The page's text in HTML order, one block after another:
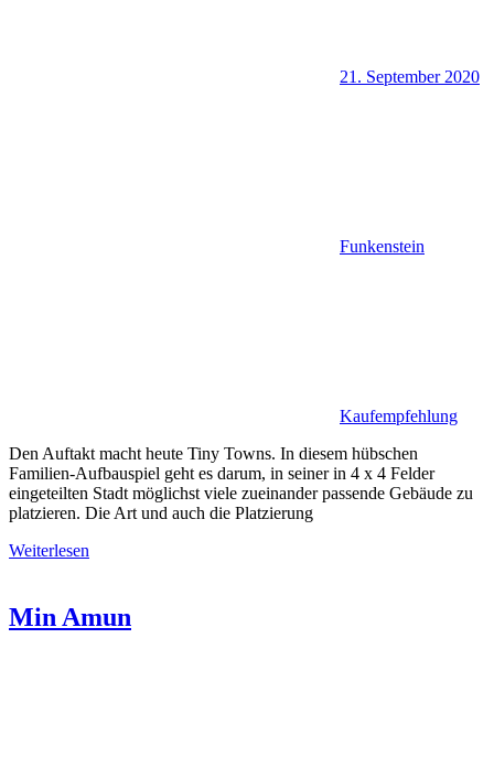
21. September 2020
Funkenstein
Kaufempfehlung
Den Auftakt macht heute Tiny Towns. In diesem hübschen
Familien-Aufbauspiel geht es darum, in seiner in 4 x 4 Felder
eingeteilten Stadt möglichst viele zueinander passende Gebäude zu
platzieren. Die Art und auch die Platzierung
Weiterlesen
Min Amun